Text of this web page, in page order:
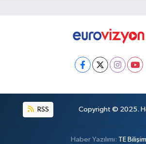
RSS Copyright © 2025.
Haber Yazılımı: TE Bilişim